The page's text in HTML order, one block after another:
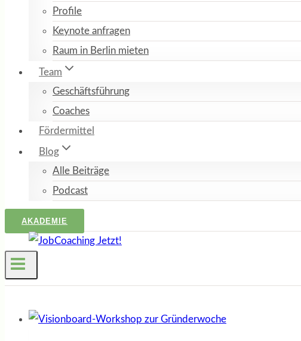
Profile
Keynote anfragen
Raum in Berlin mieten
Team
Geschäftsführung
Coaches
Fördermittel
Blog
Alle Beiträge
Podcast
AKADEMIE